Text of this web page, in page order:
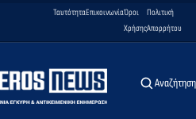
ΤαυτότηταΕπικοινωνίαΌροι
Χρήσης
Πολιτική
Απορρήτου
Αναζήτηση